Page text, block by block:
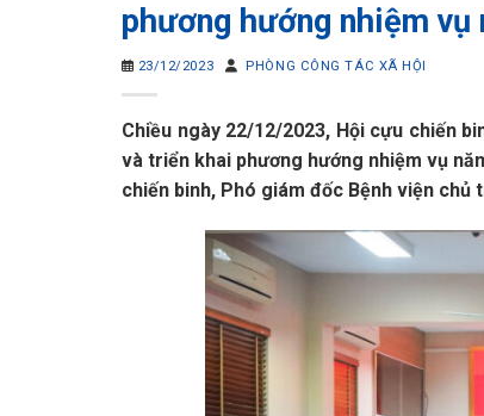
phương hướng nhiệm vụ
23/12/2023 PHÒNG CÔNG TÁC XÃ HỘI
Chiều ngày 22/12/2023, Hội cựu chiến
và triển khai phương hướng nhiệm vụ
chiến binh, Phó giám đốc Bệnh viện chủ